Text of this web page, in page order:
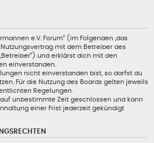
e.V. Forum“ (im Folgenden „das
mit dem Betreiber des
und erklärst dich mit den
einverstanden.
nicht einverstanden bist, so darfst du
Für die Nutzung des Boards gelten jeweils
Regelungen.
unbestimmte Zeit geschlossen und kann
einer Frist jederzeit gekündigt